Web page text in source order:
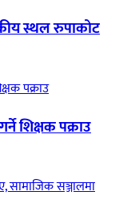
स्थल रुपाकोट
शिक्षक पक्राउ